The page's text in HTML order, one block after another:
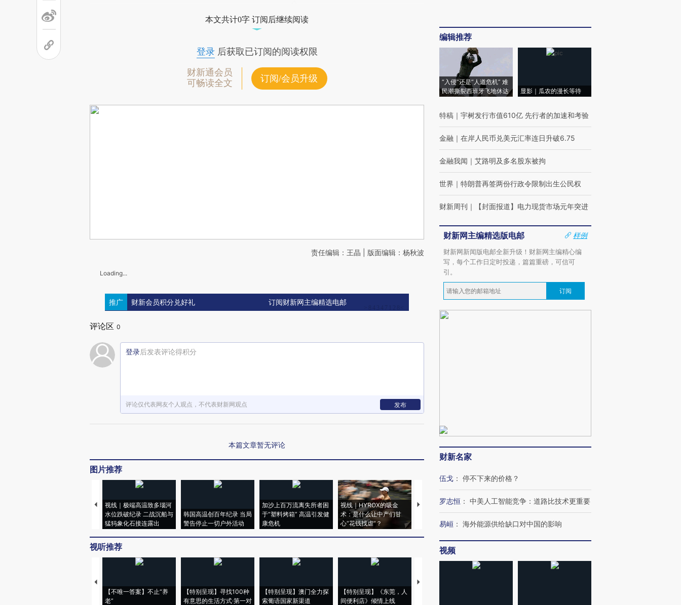
本文共计0字 订阅后继续阅读
登录后获取已订阅的阅读权限
财新通会员
可畅读全文
订阅/会员升级
责任编辑：王晶 | 版面编辑：杨秋波
Loading...
推广 财新会员积分兑好礼 订阅财新网主编精选电邮
评论区 0
登录后发表评论得积分
评论仅代表网友个人观点，不代表财新网观点 发布
本篇文章暂无评论
图片推荐
视线｜极端高温致多瑙河
水位跌破纪录 二战沉船与
猛犸象化石接连露出
韩国高温创百年纪录 当局
警告停止一切户外活动
加沙上百万流离失所者困
于“塑料烤箱” 高温引发健
康危机
视线｜HYROX的吸金
术：是什么让中产们甘
心“花钱找虐”？
马航飞行员跨国走私7万
粒摇头丸 尿检体内含3种
视线｜被称为“蟑螂”的印
度Z世代 用街头抗争将教
育部长拱下台
视线｜“入侵”还是“人道危
机”？难民潮撕裂西班牙
视听推荐
【不唯一答案】不止“养
老”
【特别呈现】寻找100种
有意思的生活方式·第一对
【特别呈现】澳门全力探
索葡语国家新渠道
【特别呈现】《东莞，人
间便利店》倾情上线
【推广】走进第四届链博
编辑推荐
“入侵”还是“人道危机” 难
民潮撕裂西班牙飞地休达
显影｜瓜农的漫长等待
特稿 ｜ 宇树发行市值610亿 先行者的加速和考验
金融 ｜ 在岸人民币兑美元汇率连日升破6.75
金融我闻 ｜ 艾路明及多名股东被拘
世界 ｜ 特朗普再签两份行政令限制出生公民权
财新周刊 ｜ 【封面报道】电力现货市场元年突进
财新网主编精选版电邮
样例
财新网新闻版电邮全新升级！财新网主编精心编
写，每个工作日定时投递，篇篇重磅，可信可
引。
订阅
财新名家
伍戈 ： 停不下来的价格？
罗志恒 ： 中美人工智能竞争：道路比技术更重要
易峘 ： 海外能源供给缺口对中国的影响
视频